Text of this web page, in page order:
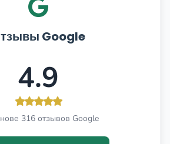
Google
4.9
316 отзывов Google